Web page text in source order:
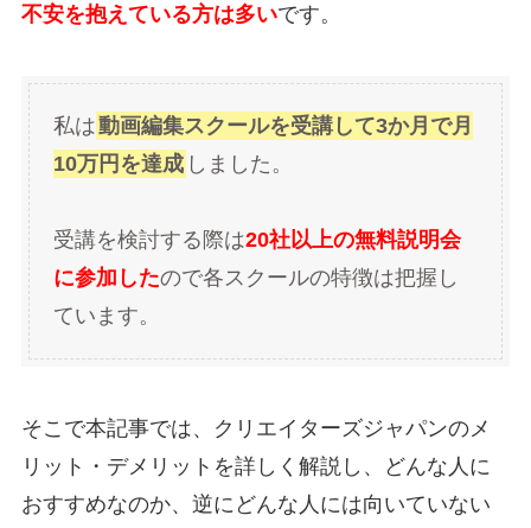
不安を抱えている方は多いです。
私は動画編集スクールを受講して3か月で月
10万円を達成 しました。
受講を検討する際は20社以上の無料説明会
に参加したので各スクールの特徴は把握し
ています。
そこで本記事では、クリエイターズジャパンのメ
リット・デメリットを詳しく解説し、どんな人に
おすすめなのか、逆にどんな人には向いていない